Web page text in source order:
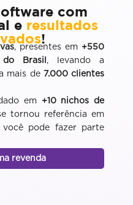
com
e resultados
!
, presentes em +550
Brasil , levando a
mais de 7.000 clientes
em
+10 nichos de
tornou referência em
pode fazer parte
revenda